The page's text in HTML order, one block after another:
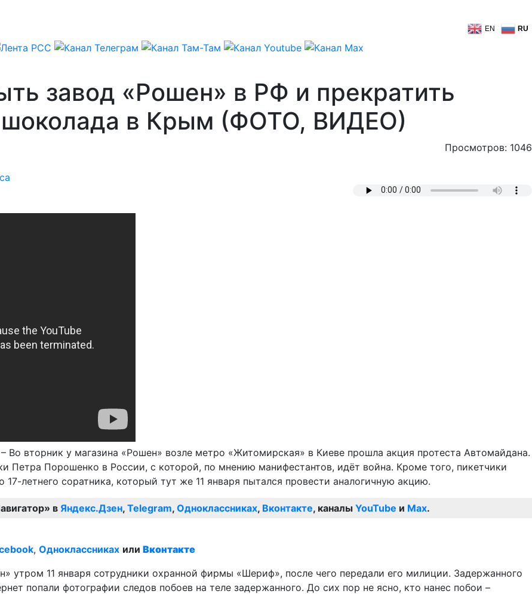
EN RU
завод «Рошен» в РФ и прекратить
шоколада в Крым (ФОТО, ВИДЕО)
Просмотров: 1046
Во вторник у магазина «Рошен» возле метро «Житомирская» в Киеве прошла акция протеста Автомайдана.
Петра Порошенко в России, с которой, по мнению манифестантов, идёт война. Кроме того, пикетчики
летнего соратника, который тут же 11 января пытался провести аналогичную акцию.
в Яндекс.Дзен, Telegram, Одноклассниках, Вконтакте, каналы YouTube и Max.
, Одноклассниках или Вконтакте
утром 11 января сотрудники охранной фирмы «Шериф», после чего передали его милиции. Задержанного
попали фотографии следов побоев на теле задержанного. До сих пор не ясно, кто нанес побои –